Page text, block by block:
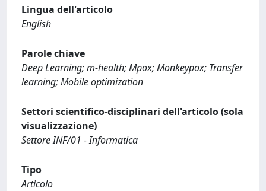
Lingua dell'articolo
English
Parole chiave
Deep Learning; m-health; Mpox; Monkeypox; Transfer
learning; Mobile optimization
Settori scientifico-disciplinari dell'articolo (sola
visualizzazione)
Settore INF/01 - Informatica
Tipo
Articolo